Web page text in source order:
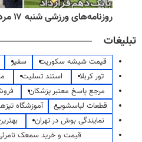
روزنامه‌های ورزشی شنبه ۱۷ مرداد ۱۴۰۵
تبلیغات
قیمت شیشه سکوریت سفیر
تور کربلا
استند تسلیت
مرجع پاسخ معتبر پزشکان
قطعات لباسشویی
آموزشگاه
نمایندگی بوش در تهران
قیمت و خرید سمعک